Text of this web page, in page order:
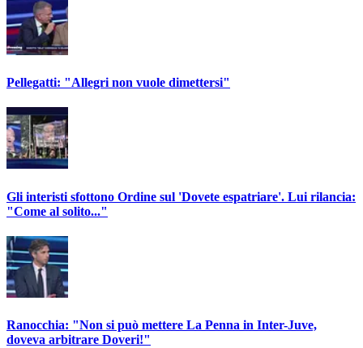
Pellegatti: "Allegri non vuole dimettersi"
Gli interisti sfottono Ordine sul 'Dovete espatriare'. Lui rilancia:
"Come al solito..."
Ranocchia: "Non si può mettere La Penna in Inter-Juve,
doveva arbitrare Doveri!"